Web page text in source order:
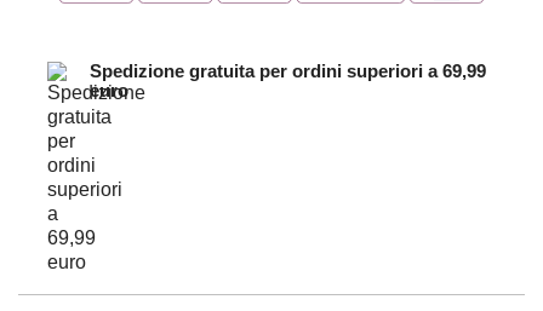
Spedizione gratuita per ordini superiori a 69,99
euro